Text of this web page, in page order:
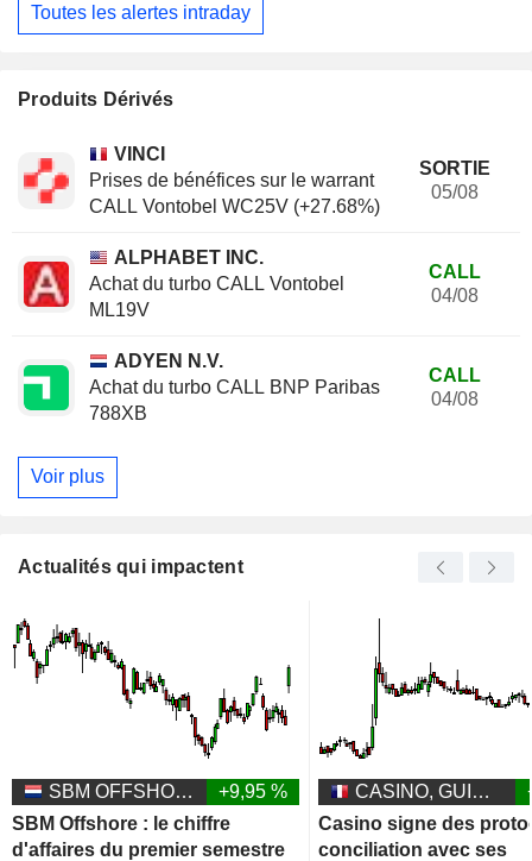
Toutes les alertes intraday
Produits Dérivés
VINCI
Prises de bénéfices sur le warrant
CALL Vontobel WC25V (+27.68%)
SORTIE
05/08
ALPHABET INC.
Achat du turbo CALL Vontobel
ML19V
CALL
04/08
ADYEN N.V.
Achat du turbo CALL BNP Paribas
788XB
CALL
04/08
Voir plus
Actualités qui impactent
SBM OFFSHORE N.V.
+9,95 %
SBM Offshore : le chiffre
d'affaires du premier semestre
CASINO, GUICHARD-PERRACHON SA
Casino signe des
conciliation avec ses